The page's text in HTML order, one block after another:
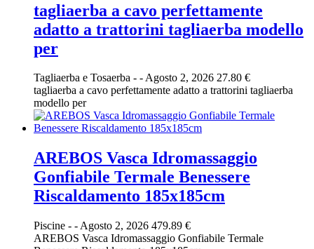
tagliaerba a cavo perfettamente
adatto a trattorini tagliaerba modello
per
Tagliaerba e Tosaerba - -Agosto 2, 2026 27.80 €
tagliaerba a cavo perfettamente adatto a trattorini tagliaerba
modello per
AREBOS Vasca Idromassaggio
Gonfiabile Termale Benessere
Riscaldamento 185x185cm
Piscine - - Agosto 2, 2026 479.89 €
AREBOS Vasca Idromassaggio Gonfiabile Termale